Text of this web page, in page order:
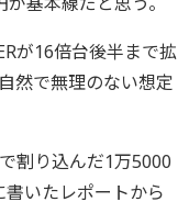
が16倍台後半まで拡
然で無理のない想定
割り込んだ1万5000
いたレポートから